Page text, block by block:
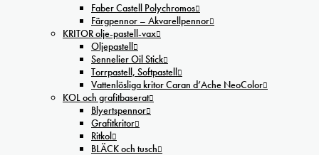
Faber Castell Polychromos
Färgpennor – Akvarellpennor
KRITOR olje-pastell-vax
Oljepastell
Sennelier Oil Stick
Torrpastell, Softpastell
Vattenlösliga kritor Caran d’Ache NeoColor
KOL och grafitbaserat
Blyertspennor
Grafitkritor
Ritkol
BLÄCK och tusch